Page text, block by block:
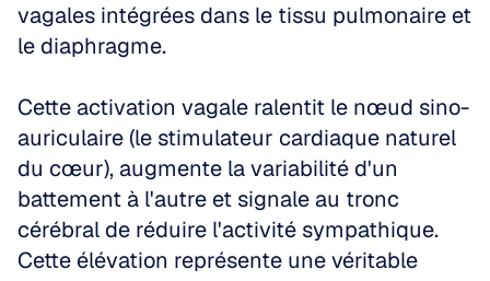
vagales intégrées dans le tissu pulmonaire et
le diaphragme.
Cette activation vagale ralentit le nœud sino-
auriculaire (le stimulateur cardiaque naturel
du cœur), augmente la variabilité d'un
battement à l'autre et signale au tronc
cérébral de réduire l'activité sympathique.
Cette élévation représente une véritable